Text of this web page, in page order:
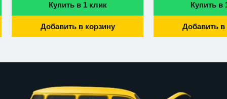
Купить в 1 клик
Добавить в корзину
Купить в
Добавить в